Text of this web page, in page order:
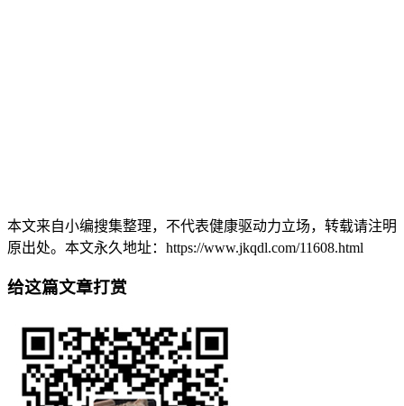
本文来自小编搜集整理，不代表健康驱动力立场，转载请注明
原出处。本文永久地址：https://www.jkqdl.com/11608.html
给这篇文章打赏